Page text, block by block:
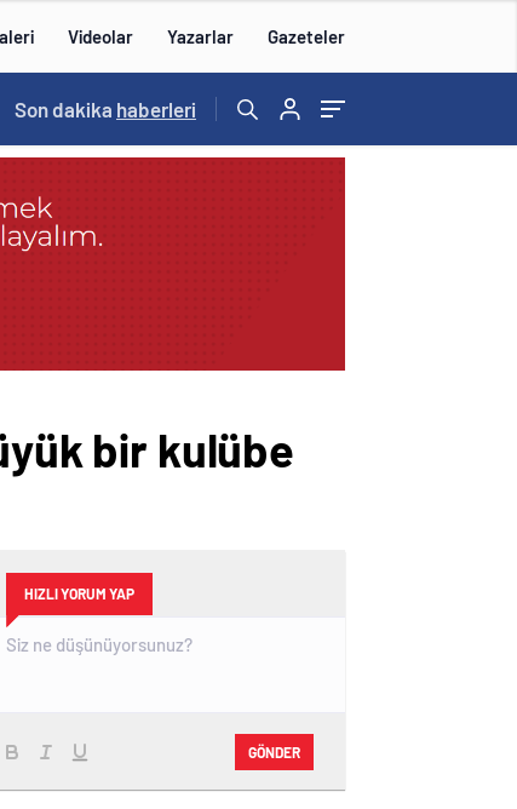
Videolar Yazarlar Gazeteler
14:57 /
Son dakika haberleri
bir kulübe
HIZLI YORUM YAP
GÖNDER